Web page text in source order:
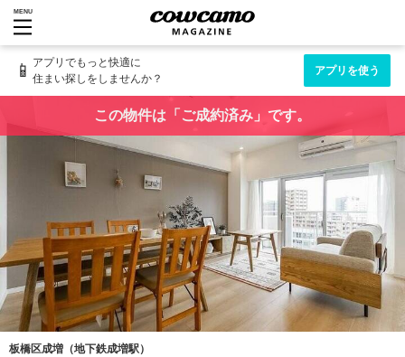
MENU
📱 アプリでもっと快適に
住まい探しをしませんか？
アプリを使う
この物件は「ご成約済み」です。
板橋区成増（地下鉄成増駅）